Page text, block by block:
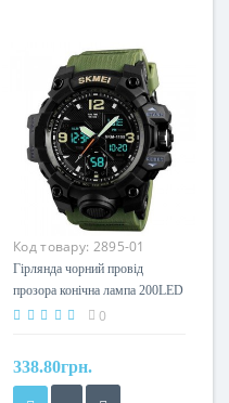
Код товару: 2895-01
Гірлянда чорний провід
прозора конічна лампа 200LED
(теплий білий) LED200WW-2
0
338.80грн.